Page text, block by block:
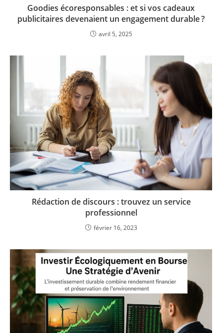
Goodies écoresponsables : et si vos cadeaux
publicitaires devenaient un engagement durable ?
avril 5, 2025
Rédaction de discours : trouvez un service
professionnel
février 16, 2023